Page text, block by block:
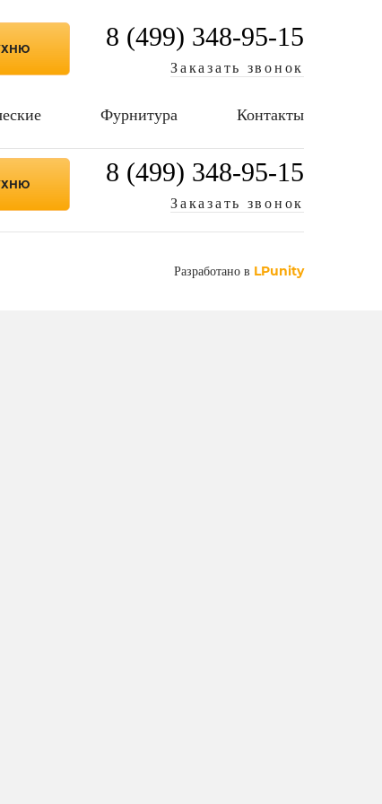
8 (499) 348-95-15
Заказать звонок
Фурнитура Контакты
8 (499) 348-95-15
Заказать звонок
Разработано в LPunity